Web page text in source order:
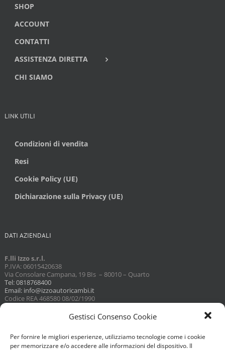
Gestisci Consenso Cookie
Per fornire le migliori esperienze, utilizziamo tecnologie come i cookie
per memorizzare e/o accedere alle informazioni del dispositivo. Il
SHOP
ACCOUNT
CONTATTI
ASSISTENZA DIRETTA
CHI SIAMO
LINK UTILI
Condizioni di vendita
Resi
Cookie Policy (UE)
Dichiarazione sulla Privacy (UE)
DATI AZIENDALI
F.lli Izzo s.r.l.
P.IVA: 06015420638
Via Consolare Campana, 19 BIs – 80010 – Quarto
Tel: 0818768400
Email: info@izzoautoricambi.it
Codice REA 468580 08/02/1990
Capitale sociale 3098,74